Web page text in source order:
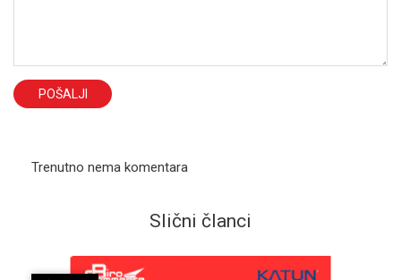
POŠALJI
Trenutno nema komentara
Slični članci